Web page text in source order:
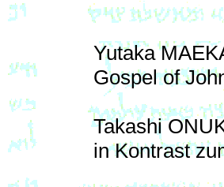
Yutaka
Gospel of
Takashi
in Kontrast